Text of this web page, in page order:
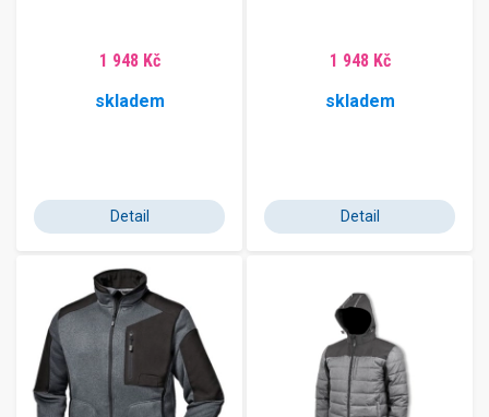
1 948 Kč
skladem
Detail
1 948 Kč
skladem
Detail